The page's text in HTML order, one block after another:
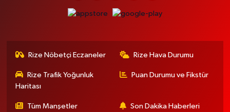
Rize Nöbetçi Eczaneler Rize Hava Durumu
Rize Trafik Yoğunluk
Haritası
Puan Durumu ve Fikstür
Tüm Manşetler Son Dakika Haberleri